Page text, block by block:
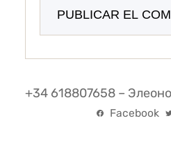
+34 618807658 –
Facebook